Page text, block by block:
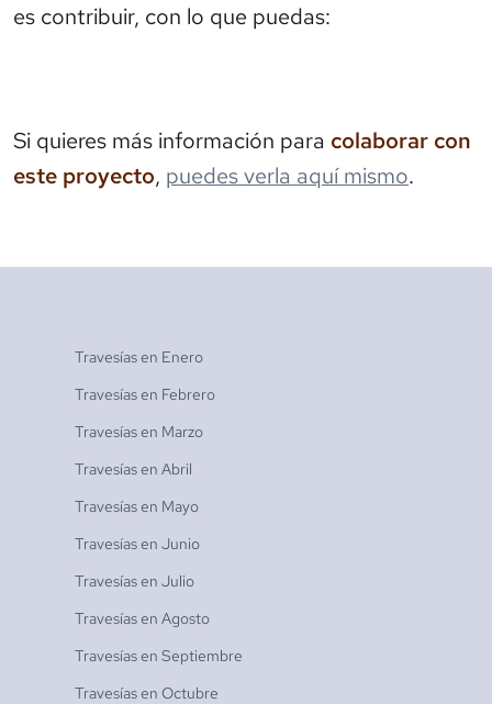
es contribuir, con lo que puedas:
Si quieres más información para colaborar con
este proyecto, puedes verla aquí mismo.
Travesías en Enero
Travesías en Febrero
Travesías en Marzo
Travesías en Abril
Travesías en Mayo
Travesías en Junio
Travesías en Julio
Travesías en Agosto
Travesías en Septiembre
Travesías en Octubre